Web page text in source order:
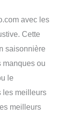
avec les
Cette
saisonnière
manques ou
le
les meilleurs
meilleurs